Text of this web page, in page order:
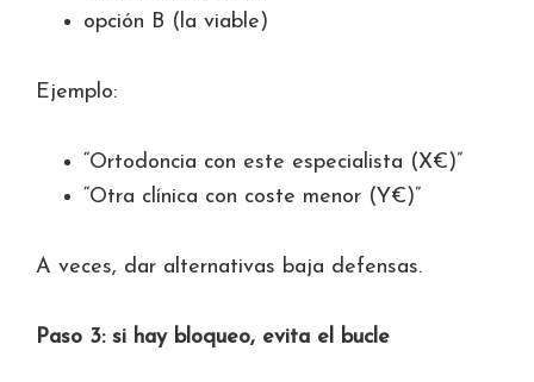
opción B (la viable)
Ejemplo:
“Ortodoncia con este especialista (X€)”
“Otra clínica con coste menor (Y€)”
A veces, dar alternativas baja defensas.
Paso 3: si hay bloqueo, evita el bucle